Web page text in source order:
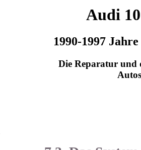
Audi
1990-1997
Die Reparatur und
Autos